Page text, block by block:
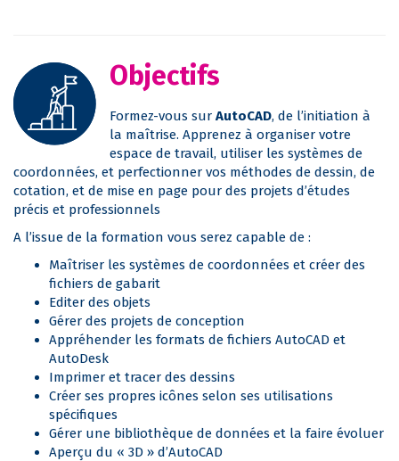
Objectifs
Formez-vous sur AutoCAD, de l’initiation à
la maîtrise. Apprenez à organiser votre
espace de travail, utiliser les systèmes de
coordonnées, et perfectionner vos méthodes de dessin, de
cotation, et de mise en page pour des projets d’études
précis et professionnels
A l’issue de la formation vous serez capable de :
Maîtriser les systèmes de coordonnées et créer des
fichiers de gabarit
Editer des objets
Gérer des projets de conception
Appréhender les formats de fichiers AutoCAD et
AutoDesk
Imprimer et tracer des dessins
Créer ses propres icônes selon ses utilisations
spécifiques
Gérer une bibliothèque de données et la faire évoluer
Aperçu du « 3D » d’AutoCAD